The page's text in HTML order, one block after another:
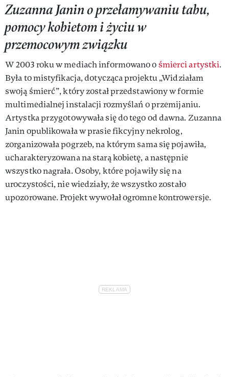
Zuzanna Janin o przełamywaniu tabu,
pomocy kobietom i życiu w
przemocowym związku
W 2003 roku w mediach informowano ośmierci artystki.
Była to mistyfikacja, dotycząca projektu „Widziałam
swoją śmierć”, który został przedstawiony w formie
multimedialnej instalacji rozmyślań o przemijaniu.
Artystka przygotowywała się do tego od dawna. Zuzanna
Janin opublikowała w prasie fikcyjny nekrolog,
zorganizowała pogrzeb, na którym sama się pojawiła,
ucharakteryzowana na starą kobietę, a następnie
wszystko nagrała. Osoby, które pojawiły się na
uroczystości, nie wiedziały, że wszystko zostało
upozorowane. Projekt wywołał ogromne kontrowersje.